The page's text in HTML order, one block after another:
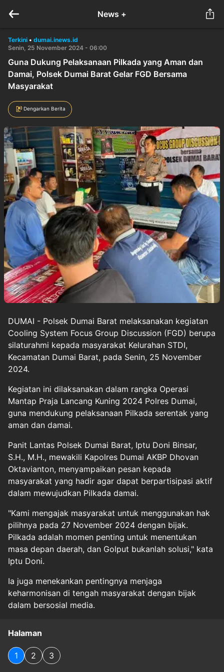
News +
Terkini • dumai.inews.id
Senin, 25 November 2024 - 06:00
Guna Dukung Pelaksanaan Pilkada yang Aman dan
Damai, Polsek Dumai Barat Gelar FGD Bersama
Masyarakat
Dengarkan Berita
DUMAI - Polsek Dumai Barat melaksanakan kegiatan
Cooling System Focus Group Discussion (FGD) berupa
silaturahmi kepada masyarakat Kelurahan STDI,
Kecamatan Dumai Barat, pada Senin, 25 November
2024.
Kegiatan ini dilaksanakan dalam rangka Operasi
Mantap Praja Lancang Kuning 2024 Polres Dumai,
guna mendukung pelaksanaan Pilkada serentak yang
aman dan damai.
Panit Lantas Polsek Dumai Barat, Iptu Doni Binsar,
S.H., M.H., mewakili Kapolres Dumai AKBP Dhovan
Oktavianton, menyampaikan pesan kepada
masyarakat yang hadir agar dapat berpartisipasi aktif
dalam mewujudkan Pilkada damai.
"Kami mengajak masyarakat untuk menggunakan hak
pilihnya pada 27 November 2024 dengan bijak.
Pilkada adalah momen penting untuk menentukan
masa depan daerah, dan Golput bukanlah solusi," kata
Iptu Doni.
Ia juga menekankan pentingnya menjaga
keharmonisan di tengah masyarakat dengan bijak
dalam bersosial media.
Halaman
1 2 3